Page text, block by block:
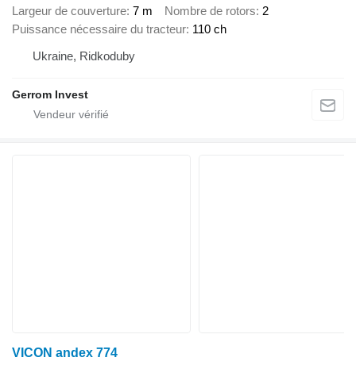
Largeur de couverture 7 m Nombre de rotors 2
Puissance nécessaire du tracteur 110 ch
Ukraine, Ridkoduby
Gerrom Invest
VICON andex 774